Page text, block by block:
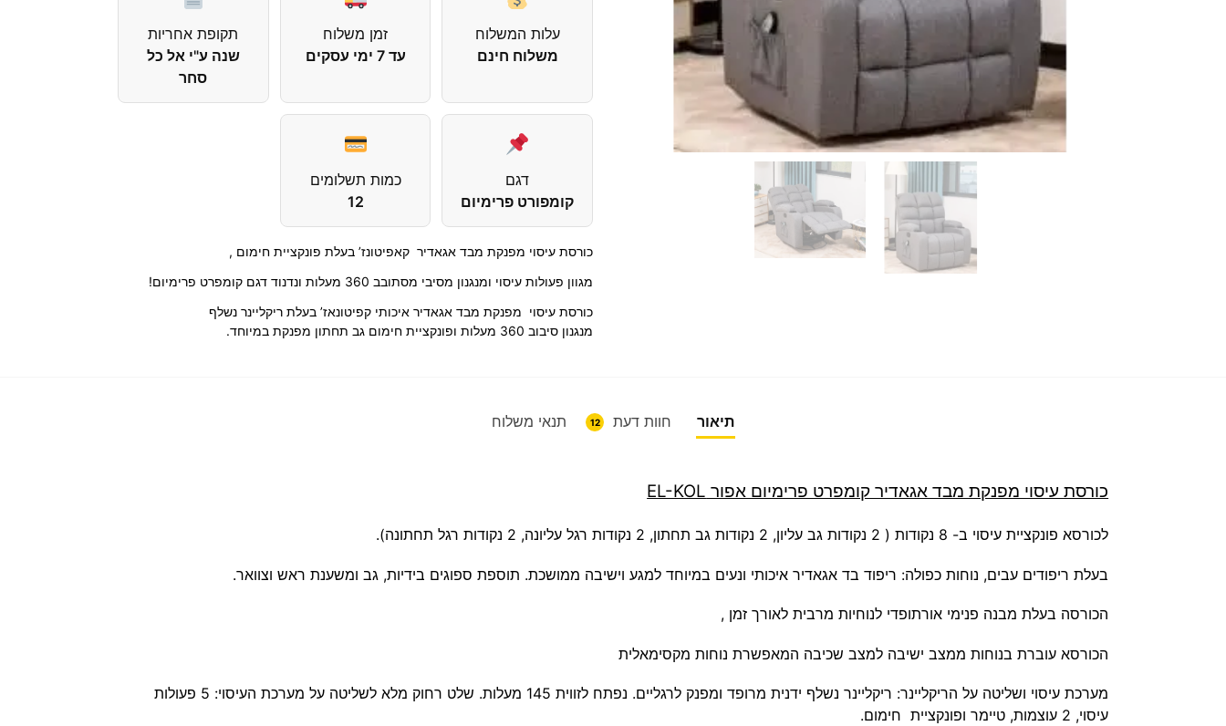
עלות המשלוח
משלוח חינם
זמן משלוח
עד 7 ימי עסקים
תקופת אחריות
שנה ע"י אל כל
סחר
דגם
קומפורט פרימיום
כמות תשלומים
12
כורסת עיסוי מפנקת מבד אגאדיר קאפיטונז’ בעלת פונקציית חימום ,
מגוון פעולות עיסוי ומנגנון מסיבי מסתובב 360 מעלות ונדנוד דגם קומפרט פרימיום!
כורסת עיסוי מפנקת מבד אגאדיר איכותי קפיטונאז’ בעלת ריקליינר נשלף
מנגנון סיבוב 360 מעלות ופונקציית חימום גב תחתון מפנקת במיוחד.
תיאור חוות דעת 12 תנאי משלוח
כורסת עיסוי מפנקת מבד אגאדיר קומפרט פרימיום אפור EL-KOL
לכורסא פונקציית עיסוי ב- 8 נקודות ( 2 נקודות גב עליון, 2 נקודות גב תחתון, 2 נקודות רגל עליונה, 2 נקודות רגל תחתונה).
בעלת ריפודים עבים, נוחות כפולה: ריפוד בד אגאדיר איכותי ונעים במיוחד למגע וישיבה ממושכת. תוספת ספוגים בידיות, גב ומשענת ראש וצוואר.
הכורסה בעלת מבנה פנימי אורתופדי לנוחיות מרבית לאורך זמן ,
הכורסא עוברת בנוחות ממצב ישיבה למצב שכיבה המאפשרת נוחות מקסימאלית
מערכת עיסוי ושליטה על הריקליינר: ריקליינר נשלף ידנית מרופד ומפנק לרגליים. נפתח לזווית 145 מעלות. שלט רחוק מלא לשליטה על מערכת העיסוי: 5 פעולות
עיסוי, 2 עוצמות, טיימר ופונקציית חימום.